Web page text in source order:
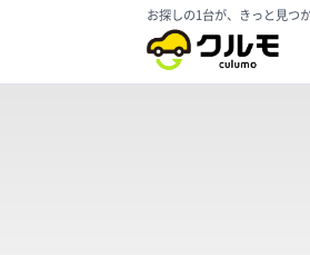
お探しの1台が、きっと見つか